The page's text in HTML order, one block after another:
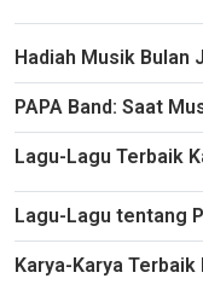
Hadiah Musik Bulan
PAPA Band: Saat
Lagu-Lagu Terbaik
Lagu-Lagu tentang
Karya-Karya